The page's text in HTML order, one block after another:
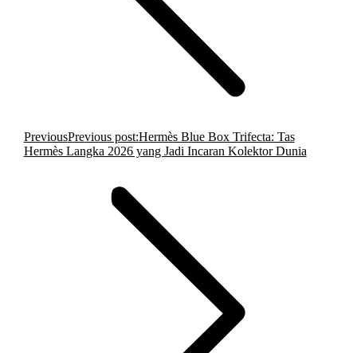
PreviousPrevious post:Hermès Blue Box Trifecta: Tas
Hermès Langka 2026 yang Jadi Incaran Kolektor Dunia